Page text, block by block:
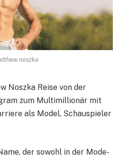
noszka
Noszka Reise von der
zum Multimillionär mit
als Model, Schauspieler
der sowohl in der Mode-